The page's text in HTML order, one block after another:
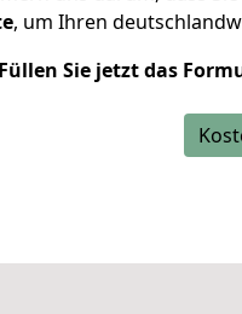
, um Ihren
Füllen Sie jetzt das